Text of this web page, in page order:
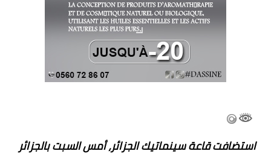
استضافت قاعة سينماتيك الجزائر، أمس السبت بالجزائر